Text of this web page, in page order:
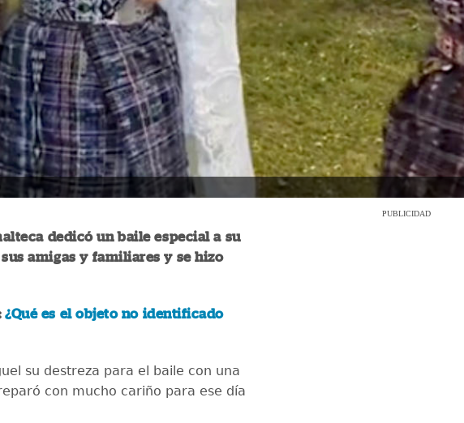
dedicó un baile especial a su
amigas y familiares y se hizo
¿Qué es el objeto no identificado
su destreza para el baile con una
con mucho cariño para ese día
PUBLICIDAD